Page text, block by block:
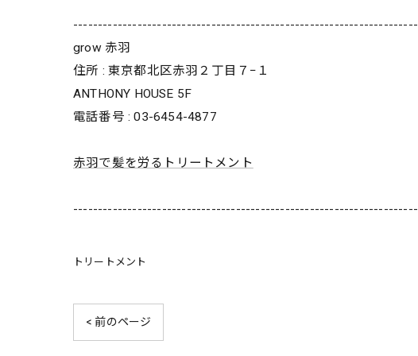
----------------------------------------------------------------------
grow 赤羽
住所 : 東京都北区赤羽２丁目７−１
ANTHONY HOUSE 5F
電話番号 : 03-6454-4877
赤羽で髪を労るトリートメント
----------------------------------------------------------------------
トリートメント
< 前のページ